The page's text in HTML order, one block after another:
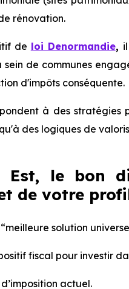
rénovation.
de loi Denormandie,
de communes
d'impôts conséquente.
à des stratégies
des logiques de
Est, le bon
de votre
solution
fiscal pour investir
actuel.